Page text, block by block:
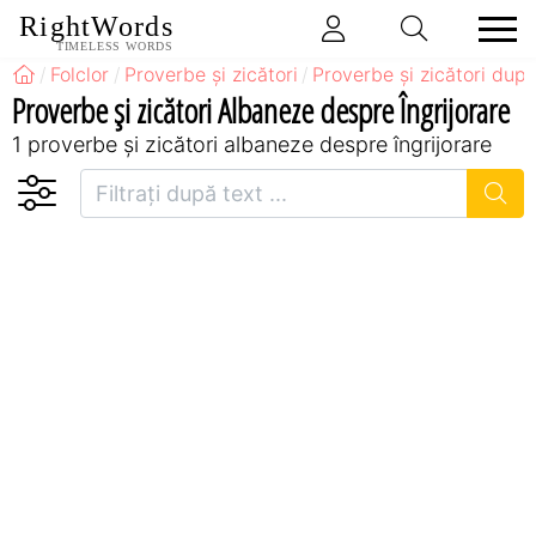
RightWords
TIMELESS WORDS
Folclor Proverbe și zicători Proverbe și zicători
Proverbe și zicători Albaneze despre Îngrijorare
1 proverbe și zicători albaneze despre îngrijorare